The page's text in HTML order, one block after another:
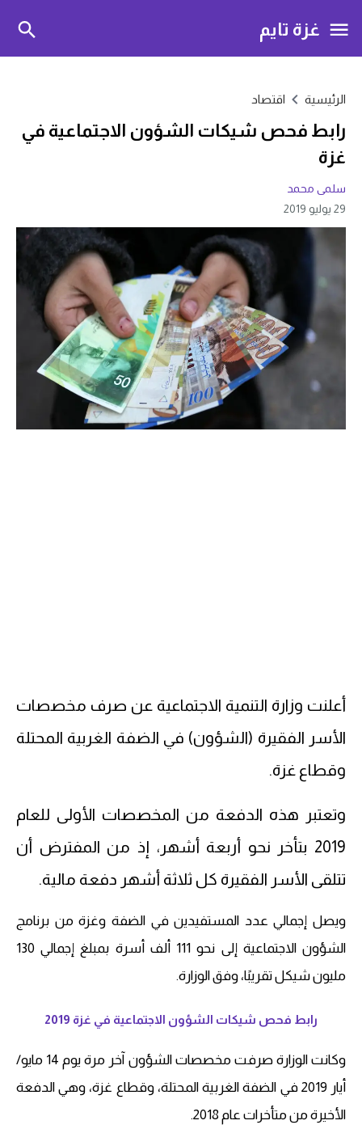
غزة تايم
الرئيسية اقتصاد
رابط فحص شيكات الشؤون الاجتماعية في
غزة
سلمى محمد
29 يوليو 2019
أعلنت وزارة التنمية الاجتماعية عن صرف مخصصات
الأسر الفقيرة (الشؤون) في الضفة الغربية المحتلة
وقطاع غزة.
وتعتبر هذه الدفعة من المخصصات الأولى للعام
2019 بتأخر نحو أربعة أشهر، إذ من المفترض أن
تتلقى الأسر الفقيرة كل ثلاثة أشهر دفعة مالية.
ويصل إجمالي عدد المستفيدين في الضفة وغزة من برنامج
الشؤون الاجتماعية إلى نحو 111 ألف أسرة بمبلغ إجمالي 130
مليون شيكل تقريبًا، وفق الوزارة.
رابط فحص شيكات الشؤون الاجتماعية في غزة 2019
وكانت الوزارة صرفت مخصصات الشؤون آخر مرة يوم 14 مايو/
أيار 2019 في الضفة الغربية المحتلة، وقطاع غزة، وهي الدفعة
الأخيرة من متأخرات عام 2018.